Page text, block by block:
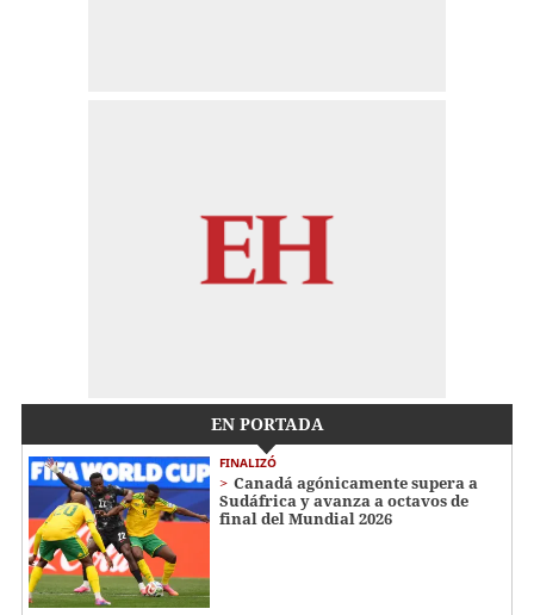
EN PORTADA
FINALIZÓ
Canadá agónicamente supera a
Sudáfrica y avanza a octavos de
final del Mundial 2026